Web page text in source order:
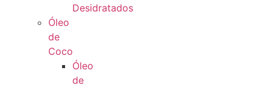
Desidratados
Óleo
de
Coco
Óleo
de